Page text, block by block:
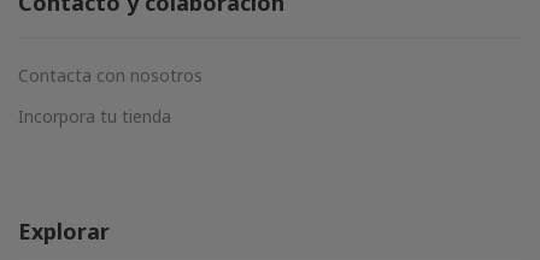
Contacta con nosotros
Incorpora tu tienda
Explorar